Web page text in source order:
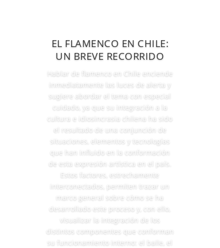
EL FLAMENCO EN CHILE:
UN BREVE RECORRIDO
Hablar de flamenco en Chile enciende
inmediatamente las luces de alerta y
sugiere abordar el tema con especial
cuidado, ya que su integración a la
cultura e idiosincrasia chilena ha sido
el resultado de una conjunción de
situaciones, elementos y tecnologías
que han influido en la conformación
de esta expresión artística en el país.
Estos factores, estrechamente
interconectados, permiten trazar un
marco general sobre cómo se ha
desarrollado este proceso y, con ello,
visualizar la integración de los
distintos componentes que conforman
su funcionamiento interno: el baile, el